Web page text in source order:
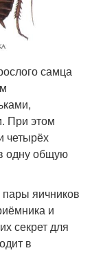
самца
При этом
четырёх
одну общую
яичников
и
секрет для
в